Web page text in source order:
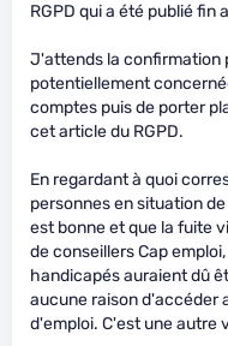
RGPD qui a été publié fin
J'attends la confirmation
potentiellement
comptes puis de porter
cet article du RGPD.
En regardant à quoi
personnes en situation
est bonne et que la fuite
de conseillers Cap
handicapés auraient dû
aucune raison d'accéder
d'emploi. C'est une autre